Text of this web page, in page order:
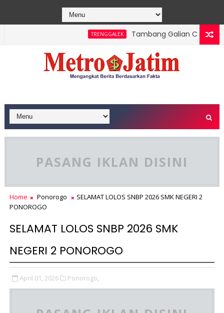
TRENGGALEK Tambang Galian C Wonorejo
PASANG IKLAN DISINI
Home Ponorogo
SELAMAT LOLOS SNBP 2026 SMK NEGERI 2
PONOROGO
SELAMAT LOLOS SNBP 2026 SMK
NEGERI 2 PONOROGO
April 01, 2026 Ponorogo,